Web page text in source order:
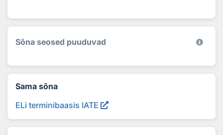
Sõna seosed puuduvad
Sama sõna
ELi terminibaasis IATE